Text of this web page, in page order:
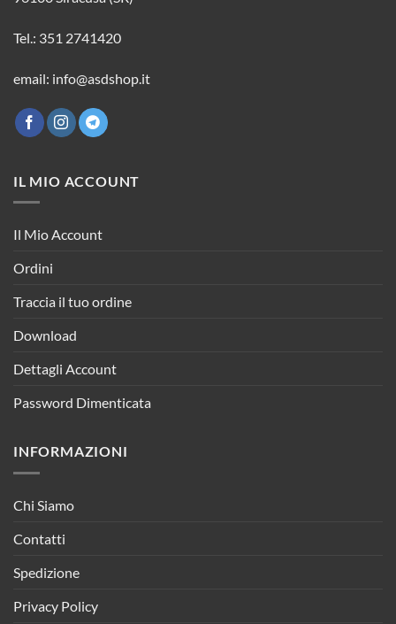
Tel.: 351 2741420
email: info@asdshop.it
IL MIO ACCOUNT
Il Mio Account
Ordini
Traccia il tuo ordine
Download
Dettagli Account
Password Dimenticata
INFORMAZIONI
Chi Siamo
Contatti
Spedizione
Privacy Policy